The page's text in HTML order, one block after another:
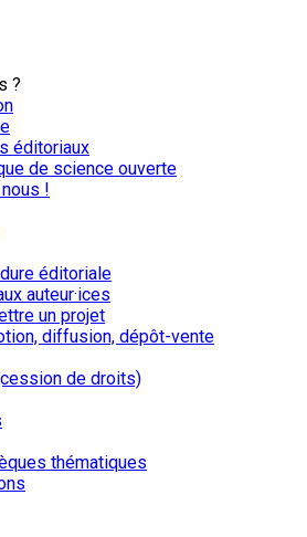
?
éditoriaux
de science ouverte
!
éditoriale
auteur·ices
un projet
diffusion, dépôt-vente
de droits)
thématiques